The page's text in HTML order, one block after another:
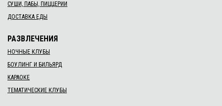
СУШИ, ПАБЫ, ПИЦЦЕРИИ
ДОСТАВКА ЕДЫ
РАЗВЛЕЧЕНИЯ
НОЧНЫЕ КЛУБЫ
БОУЛИНГ И БИЛЬЯРД
КАРАОКЕ
ТЕМАТИЧЕСКИЕ КЛУБЫ